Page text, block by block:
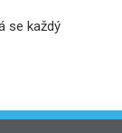
se každý